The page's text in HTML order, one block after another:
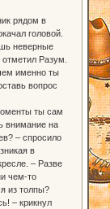
рядом в
головой.
неверные
Разум.
именно ты
вопрос
ты сам
внимание на
– спросило
в
– Разве
чем-то
из толпы?
– крикнул